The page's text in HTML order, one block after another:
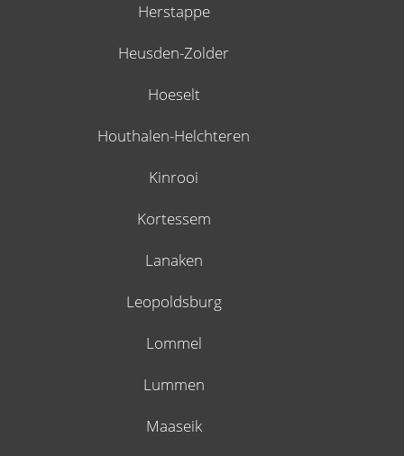
Herstappe
Heusden-Zolder
Hoeselt
Houthalen-Helchteren
Kinrooi
Kortessem
Lanaken
Leopoldsburg
Lommel
Lummen
Maaseik